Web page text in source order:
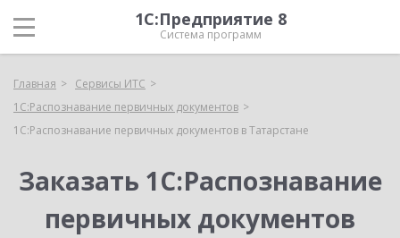
1С:Предприятие 8
Система программ
Главная
Сервисы ИТС
1С:Распознавание первичных документов
1С:Распознавание первичных документов в Татарстане
Заказать 1С:Распознавание
первичных документов